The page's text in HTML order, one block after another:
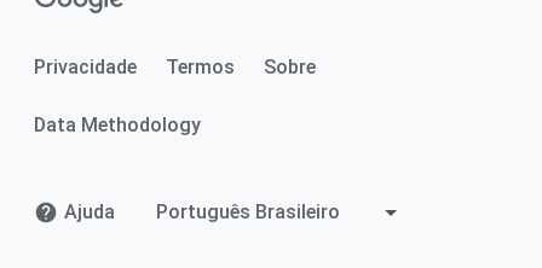
Privacidade Termos Sobre
Data Methodology
Ajuda